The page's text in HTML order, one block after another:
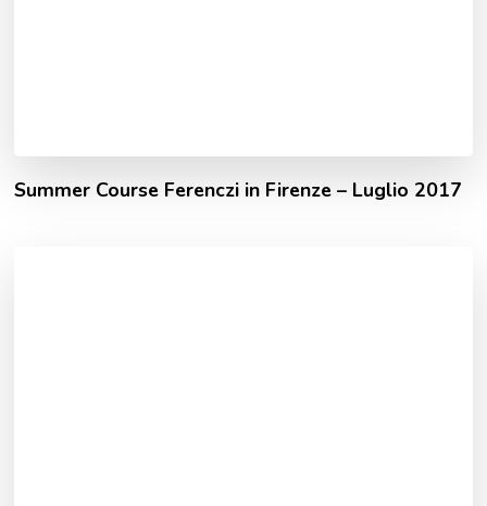
Summer Course Ferenczi in Firenze – Luglio 2017